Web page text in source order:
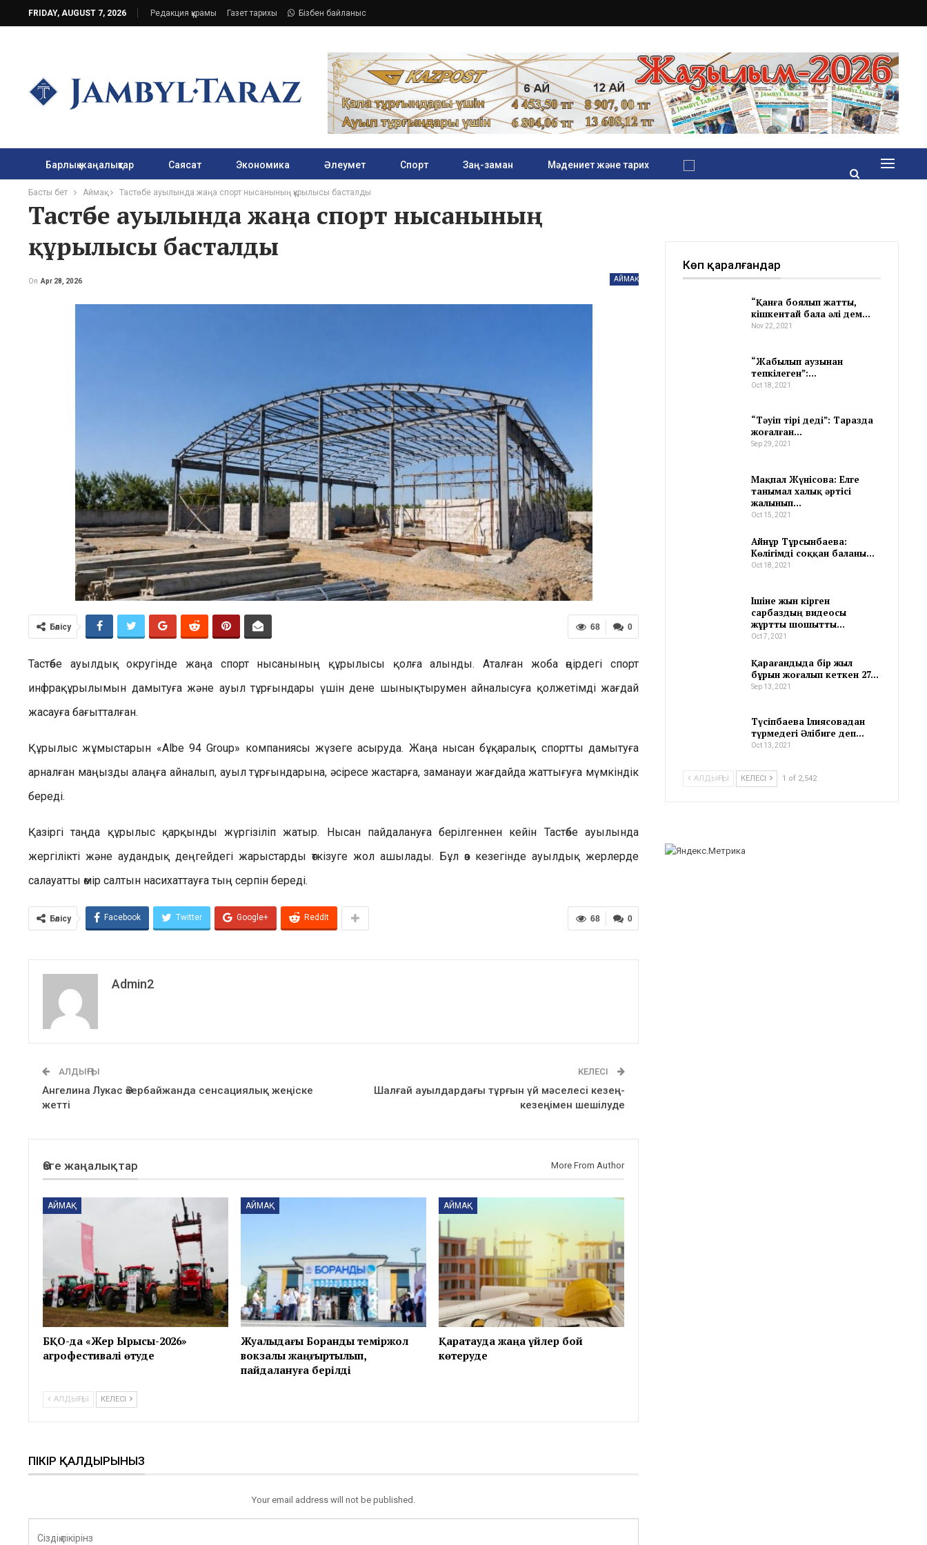
FRIDAY, AUGUST 7, 2026 Редакция құрамы Газет тарихы Бізбен байланыс
Барлық жаңалықтар Саясат Экономика Әлеумет Спорт Заң-заман Мәдениет және тарих
Басты бет Аймақ Тастөбе ауылында жаңа спорт нысанының құрылысы басталды
Тастөбе ауылында жаңа спорт нысанының
құрылысы басталды
АЙМАҚ
On Apr 28, 2026
0
68
Бөлісу
Тастөбе ауылдық округінде жаңа спорт нысанының құрылысы қолға алынды. Аталған жоба өңірдегі спорт
инфрақұрылымын дамытуға және ауыл тұрғындары үшін дене шынықтырумен айналысуға қолжетімді жағдай
жасауға бағытталған.
Құрылыс жұмыстарын «Albe 94 Group» компаниясы жүзеге асыруда. Жаңа нысан бұқаралық спортты дамытуға
арналған маңызды алаңға айналып, ауыл тұрғындарына, әсіресе жастарға, заманауи жағдайда жаттығуға мүмкіндік
береді.
Қазіргі таңда құрылыс қарқынды жүргізіліп жатыр. Нысан пайдалануға берілгеннен кейін Тастөбе ауылында
жергілікті және аудандық деңгейдегі жарыстарды өткізуге жол ашылады. Бұл өз кезегінде ауылдық жерлерде
салауатты өмір салтын насихаттауға тың серпін береді.
0
68
Бөлісу Facebook Twitter Google+ ReddIt
Admin2
АЛДЫҢҒЫ
Ангелина Лукас Әзербайжанда сенсациялық жеңіске
жетті
КЕЛЕСІ
Шалғай ауылдардағы тұрғын үй мәселесі кезең-
кезеңімен шешілуде
Өзге жаңалықтар More From Author
АЙМАҚ
БҚО-да «Жер Ырысы-2026»
агрофестивалі өтуде
АЙМАҚ
Жуалыдағы Боранды теміржол
вокзалы жаңғыртылып,
пайдалануға берілді
АЙМАҚ
Қаратауда жаңа үйлер бой
көтеруде
АЛДЫҢҒЫ КЕЛЕСІ
ПІКІР ҚАЛДЫРЫНЫЗ
Your email address will not be published.
Көп қаралғандар
“Қанға боялып жатты,
кішкентай бала әлі дем…
Nov 22, 2021
“Жабылып аузынан
тепкілеген”:…
Oct 18, 2021
“Тәуіп тірі деді”: Таразда
жоғалған…
Sep 29, 2021
Мақпал Жүнісова: Елге
танымал халық әртісі
жалынып…
Oct 15, 2021
Айнұр Тұрсынбаева:
Көлігімді соққан баланы…
Oct 18, 2021
Ішіне жын кірген
сарбаздың видеосы
жұртты шошытты…
Oct 7, 2021
Қарағандыда бір жыл
бұрын жоғалып кеткен 27…
Sep 13, 2021
Түсіпбаева Ілиясовадан
түрмедегі Әлібиге деп…
Oct 13, 2021
АЛДЫҢҒЫ КЕЛЕСІ 1 of 2,542